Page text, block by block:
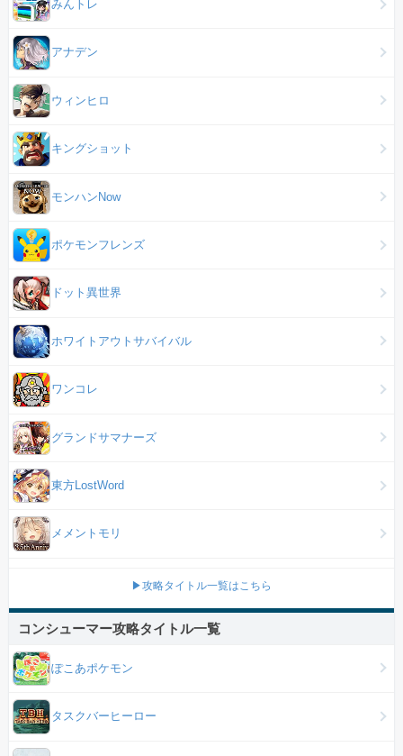
みんトレ
アナデン
ウィンヒロ
キングショット
モンハンNow
ポケモンフレンズ
ドット異世界
ホワイトアウトサバイバル
ワンコレ
グランドサマナーズ
東方LostWord
メメントモリ
▶攻略タイトル一覧はこちら
コンシューマー攻略タイトル一覧
ぽこあポケモン
タスクバーヒーロー